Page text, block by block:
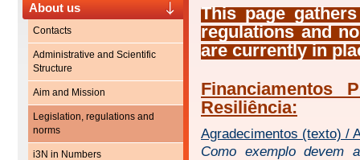
About us
Contacts
Administrative and Scientific
Structure
Aim and Mission
Legislation, regulations and
norms
i3N in Numbers
This page
regulations and
are currently in
Financiamentos
Resiliência:
Agradecimentos (texto) /
Como exemplo devem